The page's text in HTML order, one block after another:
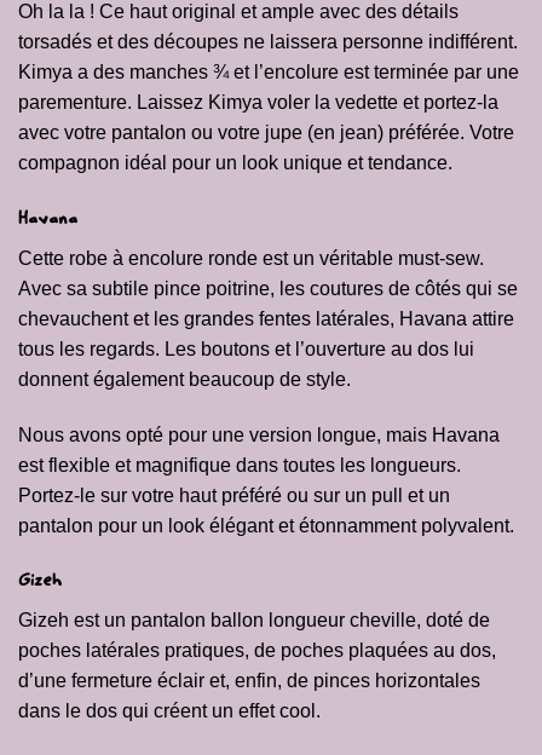
Oh la la ! Ce haut original et ample avec des détails
torsadés et des découpes ne laissera personne indifférent.
Kimya a des manches ¾ et l’encolure est terminée par une
parementure. Laissez Kimya voler la vedette et portez-la
avec votre pantalon ou votre jupe (en jean) préférée. Votre
compagnon idéal pour un look unique et tendance.
Havana
Cette robe à encolure ronde est un véritable must-sew.
Avec sa subtile pince poitrine, les coutures de côtés qui se
chevauchent et les grandes fentes latérales, Havana attire
tous les regards. Les boutons et l’ouverture au dos lui
donnent également beaucoup de style.
Nous avons opté pour une version longue, mais Havana
est flexible et magnifique dans toutes les longueurs.
Portez-le sur votre haut préféré ou sur un pull et un
pantalon pour un look élégant et étonnamment polyvalent.
Gizeh
Gizeh est un pantalon ballon longueur cheville, doté de
poches latérales pratiques, de poches plaquées au dos,
d’une fermeture éclair et, enfin, de pinces horizontales
dans le dos qui créent un effet cool.